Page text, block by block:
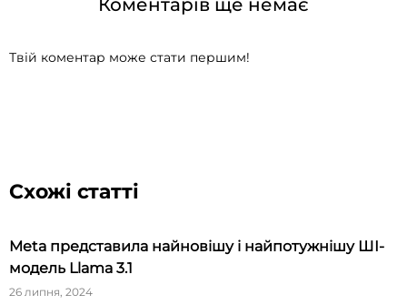
Коментарів ще немає
Твій коментар може стати першим!
Схожі статті
Meta представила найновішу і найпотужнішу ШІ-
модель Llama 3.1
26 липня, 2024